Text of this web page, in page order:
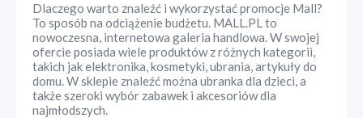
Dlaczego warto znaleźć i wykorzystać promocje Mall?
To sposób na odciążenie budżetu. MALL.PL to
nowoczesna, internetowa galeria handlowa. W swojej
ofercie posiada wiele produktów z różnych kategorii,
takich jak elektronika, kosmetyki, ubrania, artykuły do
domu. W sklepie znaleźć można ubranka dla dzieci, a
także szeroki wybór zabawek i akcesoriów dla
najmłodszych.